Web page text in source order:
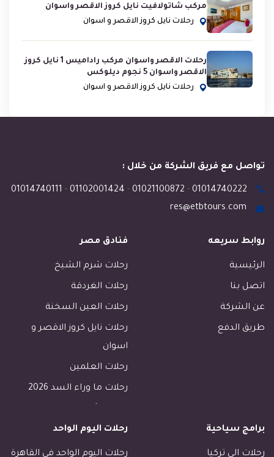
مركب شاتولافيت نايل كروز الاقصر واسوان
رحلات نايل كروز الاقصر و اسوان
رحلات الاقصر واسوان مركب راداميس 1 نايل كروز
الاقصر واسوان 5 نجوم ديلوكس
رحلات نايل كروز الاقصر و اسوان
تواصل مع فريق الشركة من خلال :
01014740222
-
01021100872
-
01102001424
-
01014740111
res@etbtours.com
روابط سريعه
الرئيسية
اتصل بنا
عن الشركة
طريق الدفع
فنادق مصر
رحلات شرم الشيخ
رحلات الغردقة
رحلات العين السخنة
رحلات نايل كروز الاقصر و
اسوان
رحلات العلمين
رحلات ما وراء السد 2026
رحلات طابا
رحلات دهب
برامج سياحية
رحلات الي تركيا
رحلات اليوم الواحد
رحلات اليوم الواحد في القاهرة